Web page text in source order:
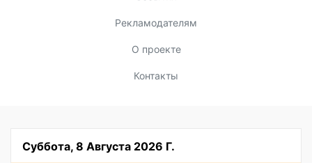
Рекламодателям
О проекте
Контакты
Суббота, 8 Августа 2026 Г.